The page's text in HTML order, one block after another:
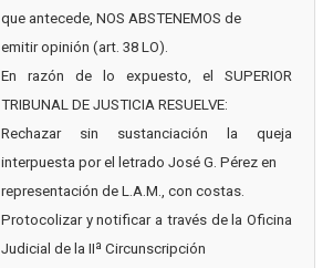
que antecede, NOS ABSTENEMOS de
emitir opinión (art. 38 LO).
En razón de lo expuesto, el SUPERIOR
TRIBUNAL DE JUSTICIA RESUELVE:
Rechazar sin sustanciación la queja
interpuesta por el letrado José G. Pérez en
representación de L.A.M., con costas.
Protocolizar y notificar a través de la Oficina
Judicial de la IIª Circunscripción